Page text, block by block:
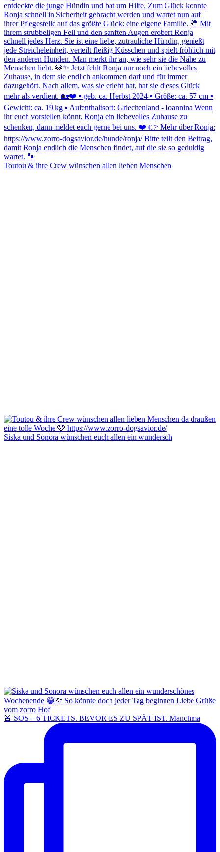
Toutou & ihre Crew wünschen allen lieben Menschen
Siska und Sonora wünschen euch allen ein wundersch
🚨 SOS – 6 TICKETS. BEVOR ES ZU SPÄT IST. Manchma